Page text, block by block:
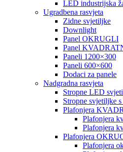
LED industrijska
Ugradbena rasvjeta
Zidne svjetiljke
Downlight
Panel OKRUGLI
Panel
Paneli 1200×300
Paneli 600×600
Dodaci za panele
Nadgradna rasvjeta
Stropne LED
Stropne svjetiljke
Plafonjera
Plafonjera
Plafonjera
Plafonjera
Plafonjera